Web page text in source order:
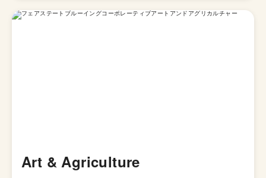
Art & Agriculture